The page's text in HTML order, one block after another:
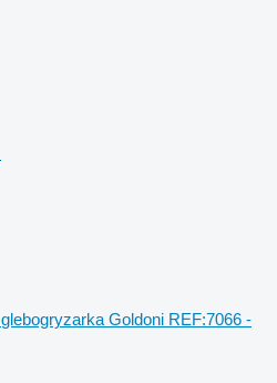
glebogryzarka Goldoni REF:7066 -